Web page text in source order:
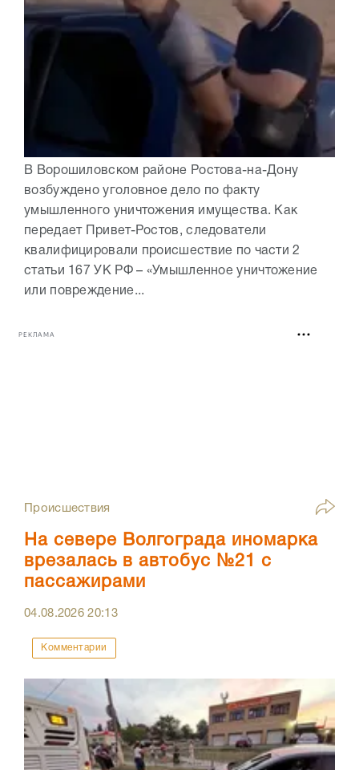
В Ворошиловском районе Ростова-на-Дону
возбуждено уголовное дело по факту
умышленного уничтожения имущества. Как
передает Привет-Ростов, следователи
квалифицировали происшествие по части 2
статьи 167 УК РФ – «Умышленное уничтожение
или повреждение...
РЕКЛАМА
Происшествия
На севере Волгограда иномарка
врезалась в автобус №21 с
пассажирами
04.08.202620:13
Комментарии